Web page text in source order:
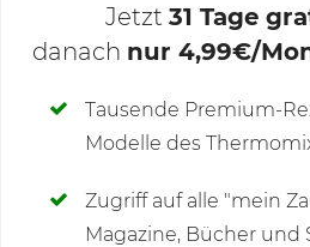
Deine Notizen
Jetzt 31 Tage
danach nur 4,99€/
Tausende Premium-
Modelle des
Zugriff auf alle "mein
Magazine, Bücher und